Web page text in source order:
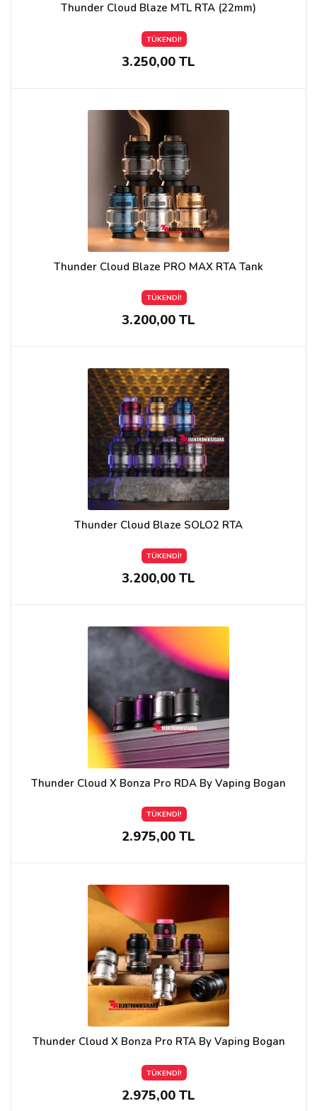
Thunder Cloud Blaze MTL RTA (22mm)
TÜKENDİ!
3.250,00 TL
Thunder Cloud Blaze PRO MAX RTA Tank
TÜKENDİ!
3.200,00 TL
Thunder Cloud Blaze SOLO2 RTA
TÜKENDİ!
3.200,00 TL
Thunder Cloud X Bonza Pro RDA By Vaping Bogan
TÜKENDİ!
2.975,00 TL
Thunder Cloud X Bonza Pro RTA By Vaping Bogan
TÜKENDİ!
2.975,00 TL